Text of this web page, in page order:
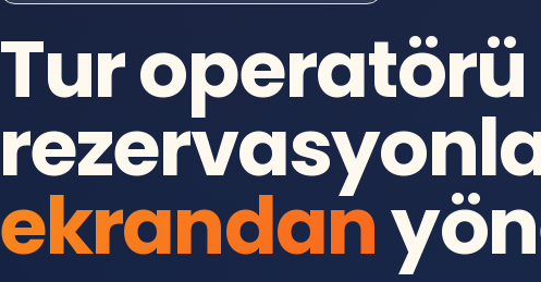
Tur operatörü
ekrandan